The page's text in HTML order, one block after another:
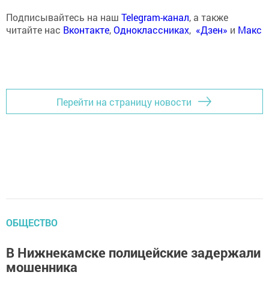
Подписывайтесь на наш Telegram-канал, а также
читайте нас Вконтакте,Одноклассниках, «Дзен» и Макс
Перейти на страницу новости
ОБЩЕСТВО
В Нижнекамске полицейские задержали
мошенника